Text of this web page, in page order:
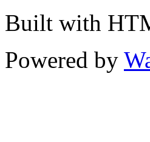
Built with
Powered by